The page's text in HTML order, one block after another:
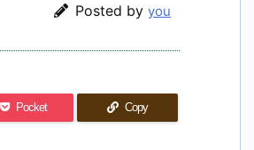
Posted by you
Pocket Copy